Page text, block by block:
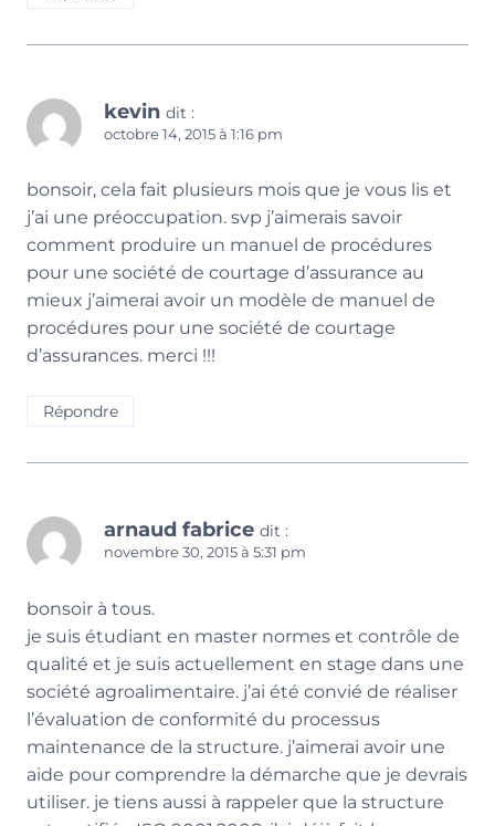
kevin dit :
octobre 14, 2015 à 1:16 pm
bonsoir, cela fait plusieurs mois que je vous lis et
j’ai une préoccupation. svp j’aimerais savoir
comment produire un manuel de procédures
pour une société de courtage d’assurance au
mieux j’aimerai avoir un modèle de manuel de
procédures pour une société de courtage
d’assurances. merci !!!
Répondre
arnaud fabrice dit :
novembre 30, 2015 à 5:31 pm
bonsoir à tous.
je suis étudiant en master normes et contrôle de
qualité et je suis actuellement en stage dans une
société agroalimentaire. j’ai été convié de réaliser
l’évaluation de conformité du processus
maintenance de la structure. j’aimerai avoir une
aide pour comprendre la démarche que je devrais
utiliser. je tiens aussi à rappeler que la structure